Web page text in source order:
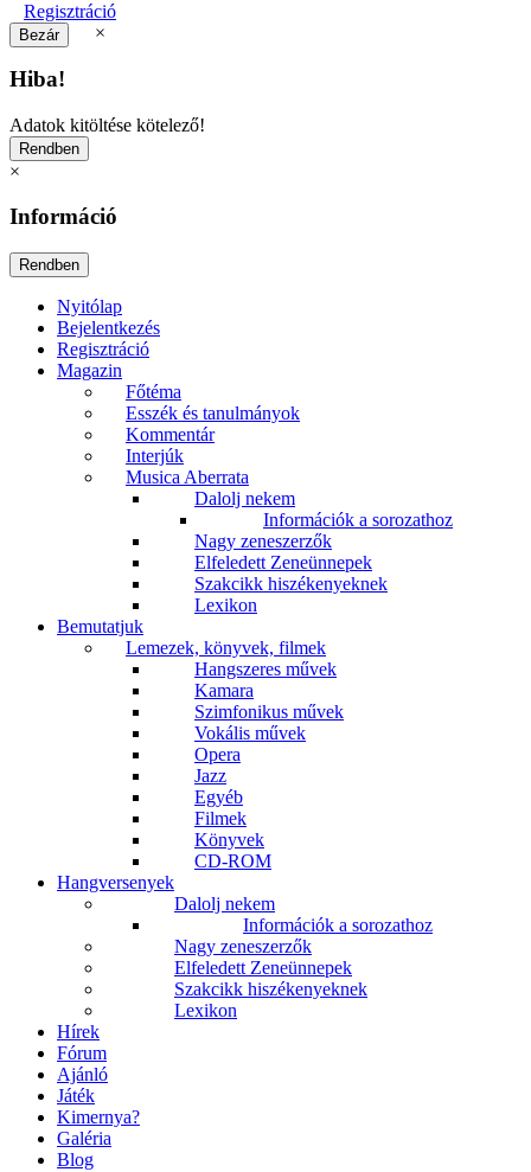
Regisztráció
×
Hiba!
Adatok kitöltése kötelező!
×
Információ
Nyitólap
Bejelentkezés
Regisztráció
Magazin
Főtéma
Esszék és tanulmányok
Kommentár
Interjúk
Musica Aberrata
Dalolj nekem
Információk a sorozathoz
Nagy zeneszerzők
Elfeledett Zeneünnepek
Szakcikk hiszékenyeknek
Lexikon
Bemutatjuk
Lemezek, könyvek, filmek
Hangszeres művek
Kamara
Szimfonikus művek
Vokális művek
Opera
Jazz
Egyéb
Filmek
Könyvek
CD-ROM
Hangversenyek
Dalolj nekem
Információk a sorozathoz
Nagy zeneszerzők
Elfeledett Zeneünnepek
Szakcikk hiszékenyeknek
Lexikon
Hírek
Fórum
Ajánló
Játék
Kimernya?
Galéria
Blog